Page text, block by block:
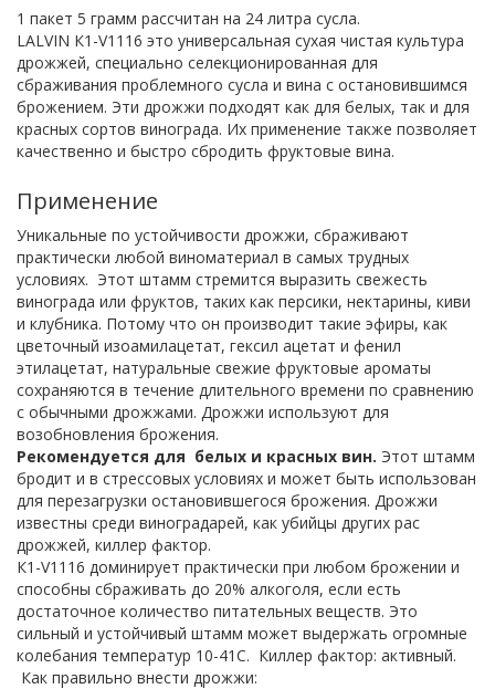
1 пакет 5 грамм рассчитан на 24 литра сусла.
LALVIN К1-V1116 это универсальная сухая чистая культура
дрожжей, специально селекционированная для
сбраживания проблемного сусла и вина с остановившимся
брожением. Эти дрожжи подходят как для белых, так и для
красных сортов винограда. Их применение также позволяет
качественно и быстро сбродить фруктовые вина.
Применение
Уникальные по устойчивости дрожжи, сбраживают
практически любой виноматериал в самых трудных
условиях. Этот штамм стремится выразить свежесть
винограда или фруктов, таких как персики, нектарины, киви
и клубника. Потому что он производит такие эфиры, как
цветочный изоамилацетат, гексил ацетат и фенил
этилацетат, натуральные свежие фруктовые ароматы
сохраняются в течение длительного времени по сравнению
с обычными дрожжами. Дрожжи используют для
возобновления брожения.
Рекомендуется для белых и красных вин. Этот штамм
бродит и в стрессовых условиях и может быть использован
для перезагрузки остановившегося брожения. Дрожжи
известны среди виноградарей, как убийцы других рас
дрожжей, киллер фактор.
К1-V1116 доминирует практически при любом брожении и
способны сбраживать до 20% алкоголя, если есть
достаточное количество питательных веществ. Это
сильный и устойчивый штамм может выдержать огромные
колебания температур 10-41С. Киллер фактор: активный.
Как правильно внести дрожжи: